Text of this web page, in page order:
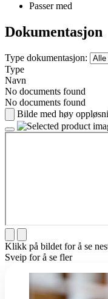
Passer med
Dokumentasjon
Type dokumentasjon:
Type
Navn
No documents found
No documents found
Bilde med høy
Klikk på bildet for å se
Sveip for å se fler